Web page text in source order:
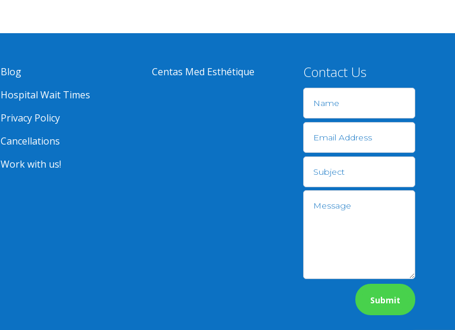
Blog
Hospital Wait Times
Privacy Policy
Cancellations
Work with us!
Centas Med Esthétique Contact Us
Submit